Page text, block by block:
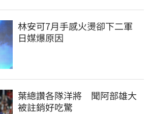
林安可7月手感火燙卻下二軍
日媒爆原因
葉總讚各隊洋將　聞阿部雄大
被註銷好吃驚